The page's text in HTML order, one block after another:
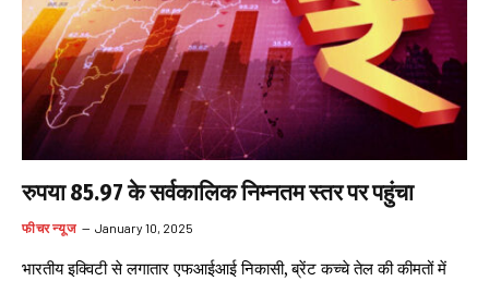
रुपया 85.97 के सर्वकालिक निम्नतम स्तर पर पहुंचा
फीचर न्यूज January 10, 2025
भारतीय इक्विटी से लगातार एफआईआई निकासी, ब्रेंट कच्चे तेल की कीमतों में